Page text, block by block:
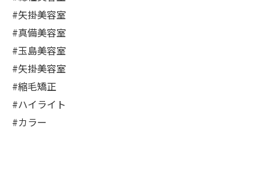
#矢掛美容室
#真備美容室
#玉島美容室
#矢掛美容室
#縮毛矯正
#ハイライト
#カラー